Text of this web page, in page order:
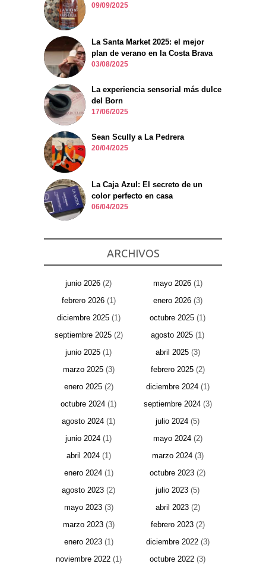
09/09/2025
La Santa Market 2025: el mejor
plan de verano en la Costa Brava
03/08/2025
La experiencia sensorial más dulce
del Born
17/06/2025
Sean Scully a La Pedrera
20/04/2025
La Caja Azul: El secreto de un
color perfecto en casa
06/04/2025
ARCHIVOS
junio 2026 (2) mayo 2026(1)
febrero 2026(1) enero 2026(3)
diciembre 2025(1) octubre 2025 (1)
septiembre 2025(2) agosto 2025 (1)
junio 2025 (1) abril 2025(3)
marzo 2025(3) febrero 2025(2)
enero 2025(2) diciembre 2024(1)
octubre 2024 (1) septiembre 2024(3)
agosto 2024 (1) julio 2024 (5)
junio 2024 (1) mayo 2024(2)
abril 2024(1) marzo 2024(3)
enero 2024(1) octubre 2023 (2)
agosto 2023 (2) julio 2023 (5)
mayo 2023(3) abril 2023(2)
marzo 2023(3) febrero 2023(2)
enero 2023(1) diciembre 2022(3)
noviembre 2022(1) octubre 2022 (3)